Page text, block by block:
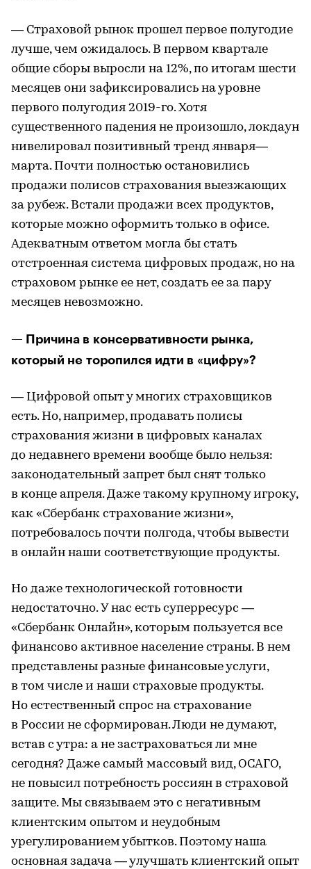
— Страховой рынок прошел первое полугодие
лучше, чем ожидалось. В первом квартале
общие сборы выросли на 12%, по итогам шести
месяцев они зафиксировались на уровне
первого полугодия 2019-го. Хотя
существенного падения не произошло, локдаун
нивелировал позитивный тренд января—
марта. Почти полностью остановились
продажи полисов страхования выезжающих
за рубеж. Встали продажи всех продуктов,
которые можно оформить только в офисе.
Адекватным ответом могла бы стать
отстроенная система цифровых продаж, но на
страховом рынке ее нет, создать ее за пару
месяцев невозможно.
— Причина в консервативности рынка,
который не торопился идти в «цифру»?
— Цифровой опыт у многих страховщиков
есть. Но, например, продавать полисы
страхования жизни в цифровых каналах
до недавнего времени вообще было нельзя:
законодательный запрет был снят только
в конце апреля. Даже такому крупному игроку,
как «Сбербанк страхование жизни»,
потребовалось почти полгода, чтобы вывести
в онлайн наши соответствующие продукты.
Но даже технологической готовности
недостаточно. У нас есть суперресурс —
«Сбербанк Онлайн», которым пользуется все
финансово активное население страны. В нем
представлены разные финансовые услуги,
в том числе и наши страховые продукты.
Но естественный спрос на страхование
в России не сформирован. Люди не думают,
встав с утра: а не застраховаться ли мне
сегодня? Даже самый массовый вид, ОСАГО,
не повысил потребность россиян в страховой
защите. Мы связываем это с негативным
клиентским опытом и неудобным
урегулированием убытков. Поэтому наша
основная задача — улучшать клиентский опыт